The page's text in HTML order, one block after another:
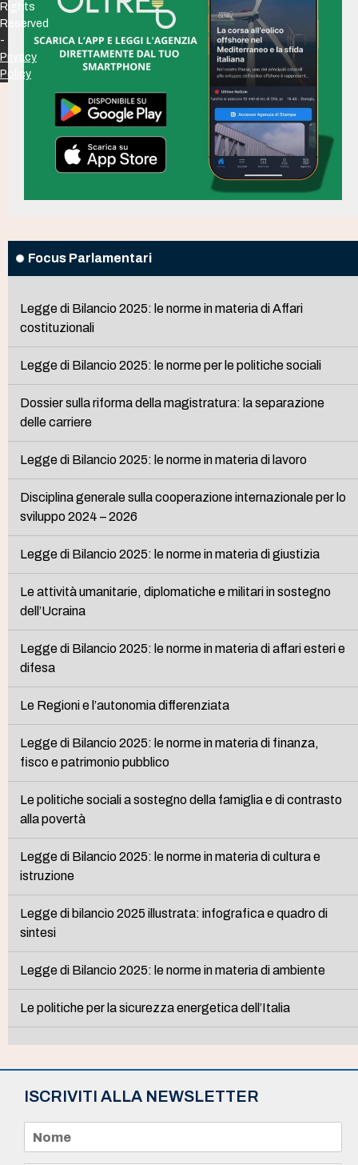
Focus Parlamentari
Legge di Bilancio 2025: le norme in materia di Affari
costituzionali
Legge di Bilancio 2025: le norme per le politiche sociali
Dossier sulla riforma della magistratura: la separazione
delle carriere
Legge di Bilancio 2025: le norme in materia di lavoro
Disciplina generale sulla cooperazione internazionale per lo
sviluppo 2024 – 2026
Legge di Bilancio 2025: le norme in materia di giustizia
Le attività umanitarie, diplomatiche e militari in sostegno
dell’Ucraina
Legge di Bilancio 2025: le norme in materia di affari esteri e
difesa
Le Regioni e l’autonomia differenziata
Legge di Bilancio 2025: le norme in materia di finanza,
fisco e patrimonio pubblico
Le politiche sociali a sostegno della famiglia e di contrasto
alla povertà
Legge di Bilancio 2025: le norme in materia di cultura e
istruzione
Legge di bilancio 2025 illustrata: infografica e quadro di
sintesi
Legge di Bilancio 2025: le norme in materia di ambiente
Le politiche per la sicurezza energetica dell’Italia
ISCRIVITI ALLA NEWSLETTER
m
Rights
Reserved
-
Privacy
Policy